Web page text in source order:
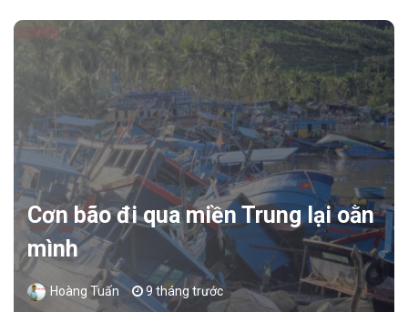
Cơn bão đi qua miền Trung lại oằn
mình
Hoàng Tuấn 9 tháng trước